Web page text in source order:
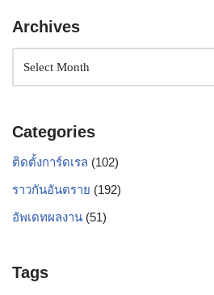
Archives
Categories
ติดตั้งการ์ดเรล (102)
ราวกันอันตราย (192)
อัพเดทผลงาน (51)
Tags